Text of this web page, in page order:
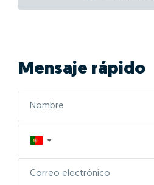
Mensaje rápido
▼